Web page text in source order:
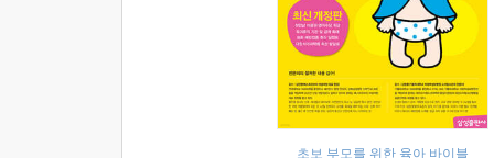
초보 부모를 위한 육아 바이블